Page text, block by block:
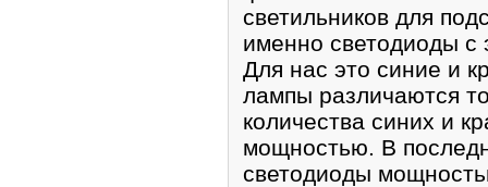
светильников для
именно светодиоды с
Для нас это синие и
лампы различаются
количества синих и
мощностью. В
светодиоды